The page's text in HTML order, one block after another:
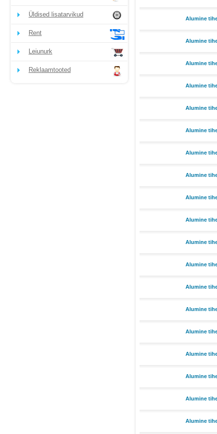
Üldised lisatarvikud
Rent
Leiunurk
Reklaamtooted
Alumine
Alumine
Alumine
Alumine
Alumine
Alumine
Alumine
Alumine
Alumine
Alumine
Alumine
Alumine
Alumine
Alumine
Alumine
Alumine
Alumine
Alumine
Alumine